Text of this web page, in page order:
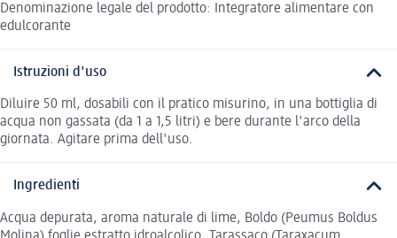
Denominazione legale del prodotto: Integratore alimentare con
edulcorante
Istruzioni d'uso
Diluire 50 ml, dosabili con il pratico misurino, in una bottiglia di
acqua non gassata (da 1 a 1,5 litri) e bere durante l'arco della
giornata. Agitare prima dell'uso.
Ingredienti
Acqua depurata, aroma naturale di lime, Boldo (Peumus Boldus